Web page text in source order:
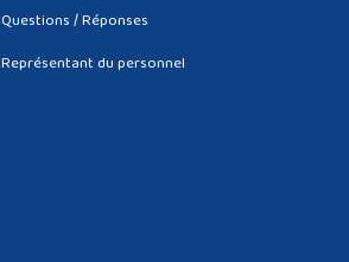
Questions / Réponses
Représentant du personnel